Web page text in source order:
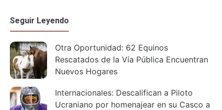
Seguir Leyendo
Otra Oportunidad: 62 Equinos
Rescatados de la Vía Pública Encuentran
Nuevos Hogares
Internacionales: Descalifican a Piloto
Ucraniano por homenajear en su Casco a